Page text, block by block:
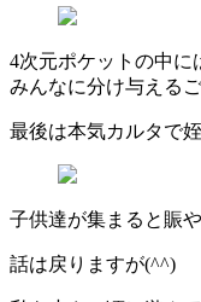
4次元ポケットの中に
みんなに分け与える
最後は本気カルタで
子供達が集まると賑や
話は戻りますが(^^)